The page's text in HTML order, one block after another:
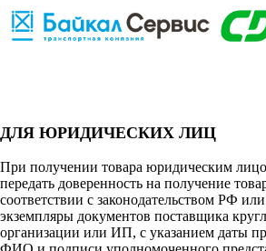
ДЛЯ ЮРИДИЧЕСКИХ ЛИЦ
При получении товара юридическим
передать доверенность на получение
соответствии с законодательством РФ
экземпляры документов поставщика
организации или ИП, с указанием даты